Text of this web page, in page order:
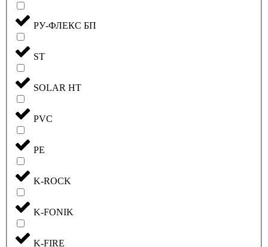
РУ-ФЛЕКС БП
ST
SOLAR HT
PVC
PE
K-ROCK
K-FONIK
K-FIRE